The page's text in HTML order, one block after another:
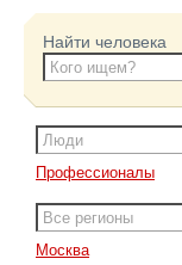
Найти человека
Профессионалы
Москва